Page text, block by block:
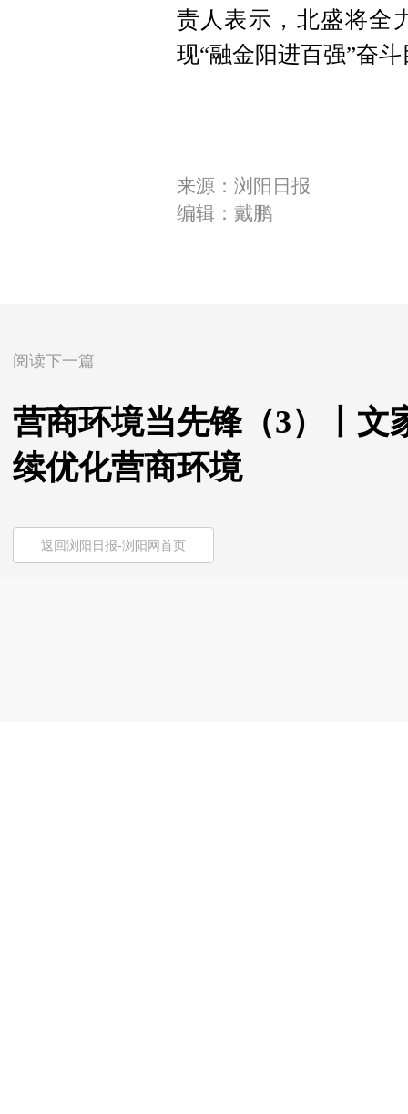
责人表示，北盛将全
现“融金阳进百强”奋
来源：浏阳日报
编辑：戴鹏
阅读下一篇
营商环境当先锋（3）丨文
续优化营商环境
返回浏阳日报-浏阳网首页